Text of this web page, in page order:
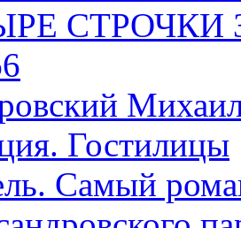
СТРОЧКИ
Гостилицы
Самый